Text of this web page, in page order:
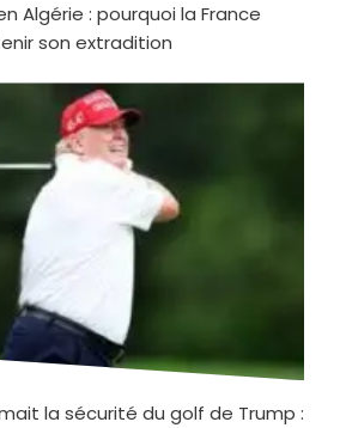
Algérie : pourquoi la France
son extradition
la sécurité du golf de Trump :